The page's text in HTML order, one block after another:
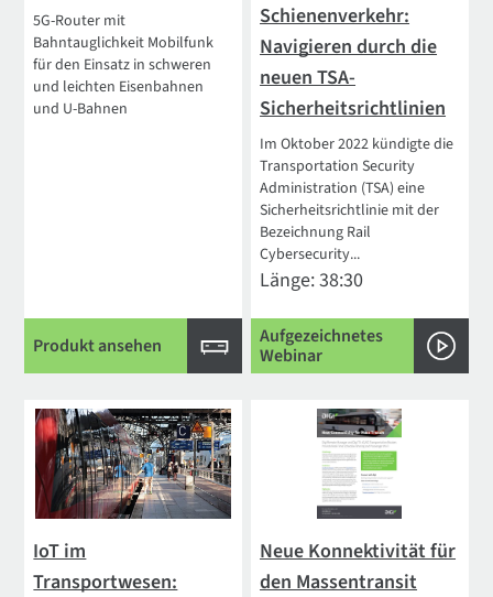
5G-Router mit
Bahntauglichkeit Mobilfunk
für den Einsatz in schweren
und leichten Eisenbahnen
und U-Bahnen
Produkt ansehen
Schienenverkehr:
Navigieren durch die
neuen TSA-
Sicherheitsrichtlinien
Im Oktober 2022 kündigte die
Transportation Security
Administration (TSA) eine
Sicherheitsrichtlinie mit der
Bezeichnung Rail
Cybersecurity...
Länge: 38:30
Aufgezeichnetes
Webinar
IoT im
Transportwesen:
Neue Konnektivität für
den Massentransit